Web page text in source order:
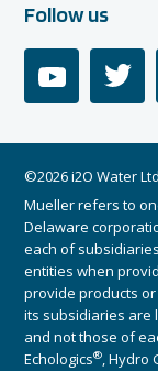
Follow us
youtube
©2026 i2O Water
Mueller refers to
Delaware
each of
entities when
provide products
its subsidiaries are
and not those of
Echologics®, Hydro